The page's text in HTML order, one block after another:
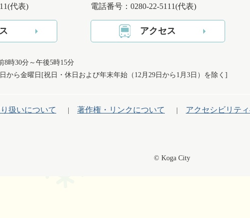
代表)
電話番号：0280-22-5111(代表)
アクセス
8時30分～午後5時15分
から金曜日[祝日・休日および年末年始（12月29日から1月3日）を除く]
扱いについて 著作権・リンクについて アクセシビリテ
© Koga City